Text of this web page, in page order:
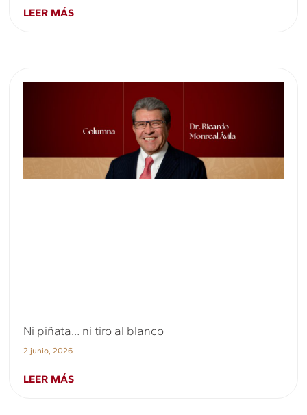
LEER MÁS
Ni piñata… ni tiro al blanco
2 junio, 2026
LEER MÁS